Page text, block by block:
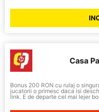
Casa
Bonus 200 RON cu rulaj o
jucatorii o primesc daca isi
link. E de departe cel mai lejer